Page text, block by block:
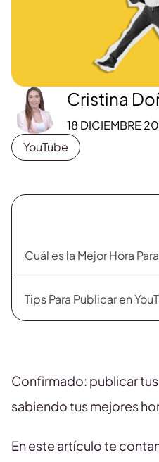
Cristina
18 DICIEMBRE
YouTube
Cuál es la Mejor Hora
Tips Para Publicar en
Confirmado: publicar
sabiendo tus mejores
En este artículo te